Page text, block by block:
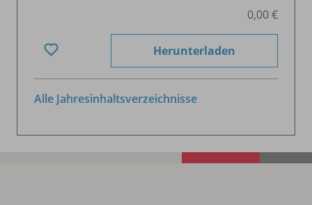
0,00 €
Herunterladen
Alle Jahresinhaltsverzeichnisse